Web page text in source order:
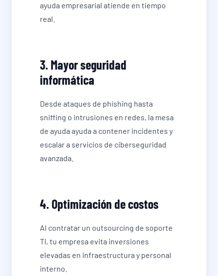
ayuda empresarial atiende en tiempo
real.
3. Mayor seguridad
informática
Desde ataques de phishing hasta
sniffing o intrusiones en redes, la mesa
de ayuda ayuda a contener incidentes y
escalar a servicios de ciberseguridad
avanzada.
4. Optimización de costos
Al contratar un outsourcing de soporte
TI, tu empresa evita inversiones
elevadas en infraestructura y personal
interno.